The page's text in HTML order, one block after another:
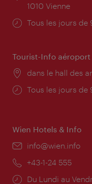
1010 Vienne
Horaires
Tous les jours de
Tourist-Info aéroport
Lieu:
dans le hall des
Horaires
Tous les jours de
Wien Hotels & Info
E-
info@wien.info
Téléphone:
+43-1-24 555
Horaires
Du Lundi au